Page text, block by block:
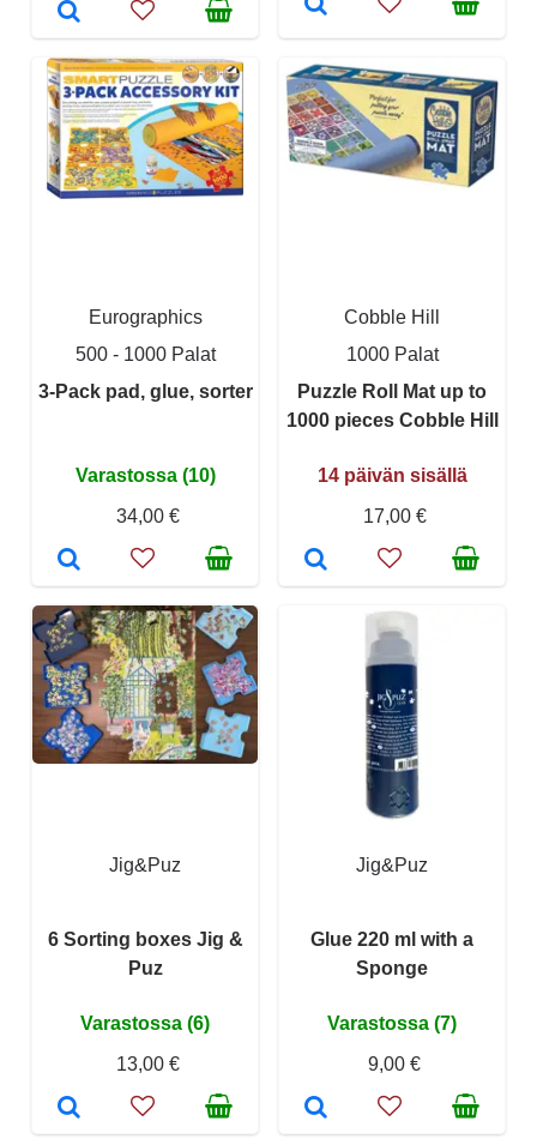
Eurographics
500 - 1000 Palat
3-Pack pad, glue, sorter
Varastossa (10)
34,00 €
Cobble Hill
1000 Palat
Puzzle Roll Mat up to
1000 pieces Cobble Hill
14 päivän sisällä
17,00 €
Jig&Puz
6 Sorting boxes Jig &
Puz
Varastossa (6)
13,00 €
Jig&Puz
Glue 220 ml with a
Sponge
Varastossa (7)
9,00 €